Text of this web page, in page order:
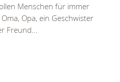
Menschen für immer
Opa, ein Geschwister
Freund...